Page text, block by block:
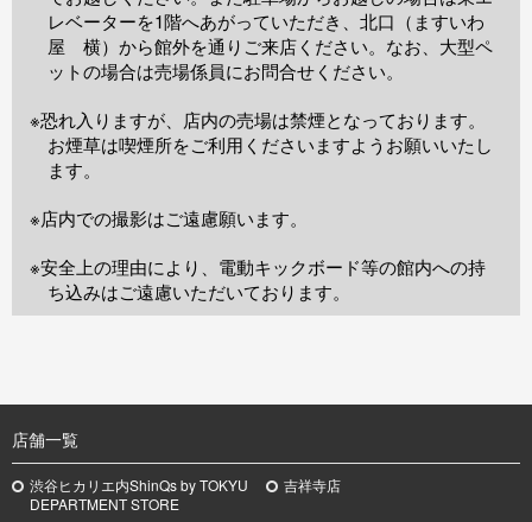
レベーターを1階へあがっていただき、北口（ますいわ
屋 横）から館外を通りご来店ください。なお、大型ペ
ットの場合は売場係員にお問合せください。
※恐れ入りますが、店内の売場は禁煙となっております。
お煙草は喫煙所をご利用くださいますようお願いいたし
ます。
※店内での撮影はご遠慮願います。
※安全上の理由により、電動キックボード等の館内への持
ち込みはご遠慮いただいております。
店舗一覧
渋谷ヒカリエ内ShinQs by TOKYU
DEPARTMENT STORE
吉祥寺店